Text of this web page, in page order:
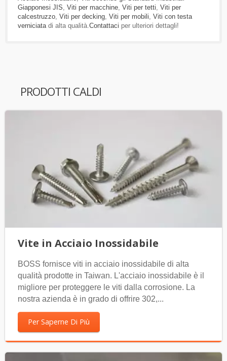
Giapponesi JIS, Viti per macchine, Viti per tetti, Viti per
calcestruzzo, Viti per decking, Viti per mobili, Viti con testa
verniciatadi alta qualità.Contattaci per ulteriori dettagli!
PRODOTTI CALDI
Vite in Acciaio Inossidabile
BOSS fornisce viti in acciaio inossidabile di alta
qualità prodotte in Taiwan. L'acciaio inossidabile è il
migliore per proteggere le viti dalla corrosione. La
nostra azienda è in grado di offrire 302,...
Per Saperne Di Più